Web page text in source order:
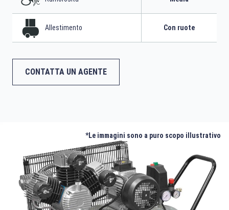
Allestimento Con ruote
CONTATTA UN AGENTE
*Le immagini sono a puro scopo illustrativo